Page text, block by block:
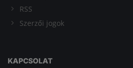
RSS
Szerzői jogok
KAPCSOLAT